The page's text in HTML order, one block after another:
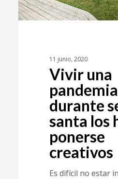
11 junio, 2020
Vivir una
pandemia
durante
santa los
ponerse
creativos
Es difícil no estar